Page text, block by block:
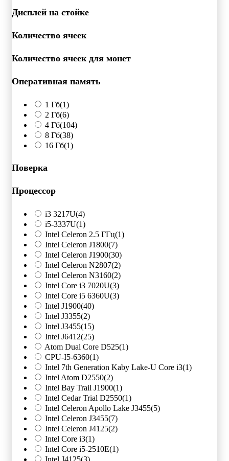
Дисплей на стойке
Количество ячеек
Количество ячеек для монет
Оперативная память
1 Гб(1)
2 Гб(6)
4 Гб(104)
8 Гб(38)
16 Гб(1)
Поверка
Процессор
i3 3217U(4)
i5-3337U(1)
Intel Celeron 2.5 ГГц(1)
Intel Celeron J1800(7)
Intel Celeron J1900(30)
Intel Celeron N2807(2)
Intel Celeron N3160(2)
Intel Core i3 7020U(3)
Intel Core i5 6360U(3)
Intel J1900(40)
Intel J3355(2)
Intel J3455(15)
Intel J6412(25)
Atom Dual Core D525(1)
CPU-I5-6360(1)
Intel 7th Generation Kaby Lake-U Core i3(1)
Intel Atom D2550(2)
Intel Bay Trail J1900(1)
Intel Cedar Trial D2550(1)
Intel Celeron Apollo Lake J3455(5)
Intel Celeron J3455(7)
Intel Celeron J4125(2)
Intel Core i3(1)
Intel Core i5-2510E(1)
Intel J4125(3)